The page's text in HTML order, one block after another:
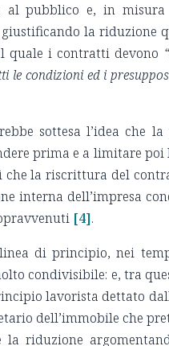
al pubblico e, in
la riduzione
quale i contratti devono
condizioni ed i
sottesa l’idea che
prima e a limitare
che la riscrittura del
interna dell’impresa
[4].
di principio, nei
condivisibile: e, tra
lavorista dettato
dell’immobile che
riduzione